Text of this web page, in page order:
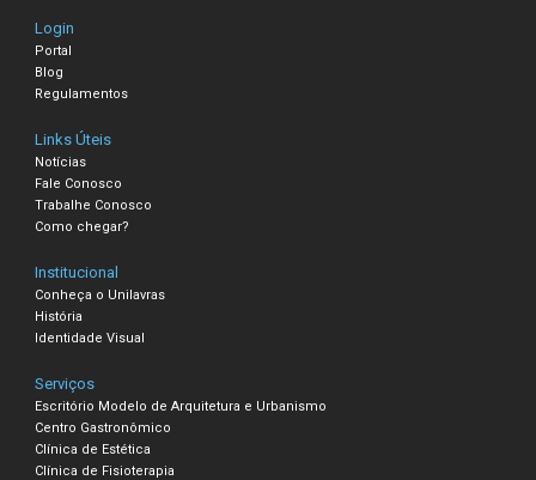
Login
Portal
Blog
Regulamentos
Links Úteis
Notícias
Fale Conosco
Trabalhe Conosco
Como chegar?
Institucional
Conheça o Unilavras
História
Identidade Visual
Serviços
Escritório Modelo de Arquitetura e Urbanismo
Centro Gastronômico
Clínica de Estética
Clínica de Fisioterapia